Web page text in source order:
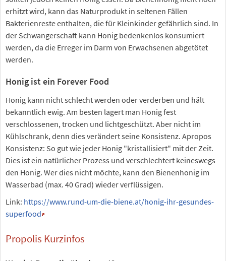
erhitzt wird, kann das Naturprodukt in seltenen Fällen
Bakterienreste enthalten, die für Kleinkinder gefährlich sind. In
der Schwangerschaft kann Honig bedenkenlos konsumiert
werden, da die Erreger im Darm von Erwachsenen abgetötet
werden.
Honig ist ein Forever Food
Honig kann nicht schlecht werden oder verderben und hält
bekanntlich ewig. Am besten lagert man Honig fest
verschlossenen, trocken und lichtgeschützt. Aber nicht im
Kühlschrank, denn dies verändert seine Konsistenz. Apropos
Konsistenz: So gut wie jeder Honig "kristallisiert" mit der Zeit.
Dies ist ein natürlicher Prozess und verschlechtert keineswegs
den Honig. Wer dies nicht möchte, kann den Bienenhonig im
Wasserbad (max. 40 Grad) wieder verflüssigen.
Link: https://www.rund-um-die-biene.at/honig-ihr-gesundes-
superfood
Propolis Kurzinfos